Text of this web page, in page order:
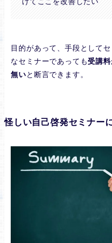
目的があって、手段として
なセミナーであっても受講
無いと断言できます。
怪しい自己啓発セミナー